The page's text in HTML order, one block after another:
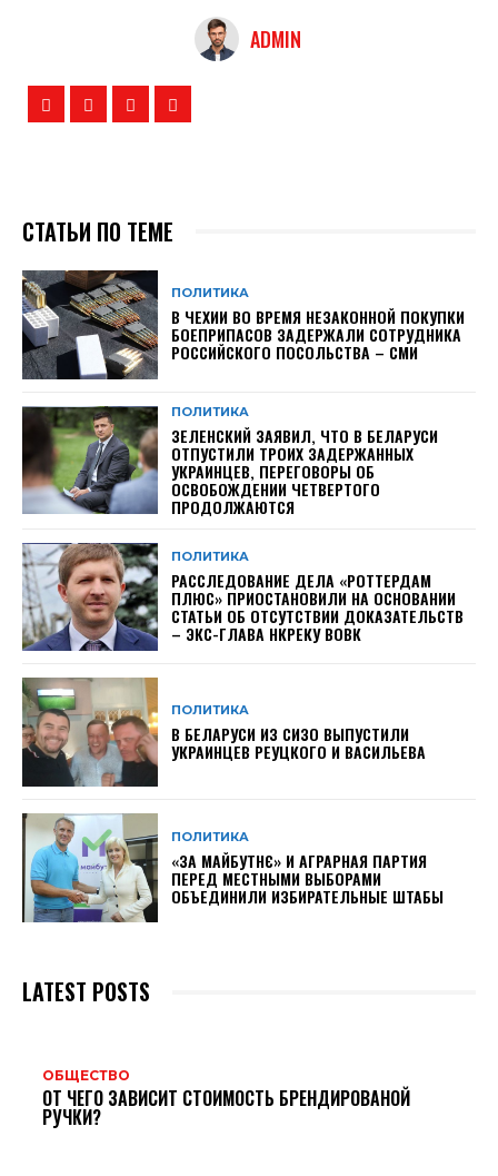
ADMIN
СТАТЬИ ПО ТЕМЕ
ПОЛИТИКА
В ЧЕХИИ ВО ВРЕМЯ НЕЗАКОННОЙ ПОКУПКИ
БОЕПРИПАСОВ ЗАДЕРЖАЛИ СОТРУДНИКА
РОССИЙСКОГО ПОСОЛЬСТВА – СМИ
ПОЛИТИКА
ЗЕЛЕНСКИЙ ЗАЯВИЛ, ЧТО В БЕЛАРУСИ
ОТПУСТИЛИ ТРОИХ ЗАДЕРЖАННЫХ
УКРАИНЦЕВ, ПЕРЕГОВОРЫ ОБ
ОСВОБОЖДЕНИИ ЧЕТВЕРТОГО
ПРОДОЛЖАЮТСЯ
ПОЛИТИКА
РАССЛЕДОВАНИЕ ДЕЛА «РОТТЕРДАМ
ПЛЮС» ПРИОСТАНОВИЛИ НА ОСНОВАНИИ
СТАТЬИ ОБ ОТСУТСТВИИ ДОКАЗАТЕЛЬСТВ
– ЭКС-ГЛАВА НКРЕКУ ВОВК
ПОЛИТИКА
В БЕЛАРУСИ ИЗ СИЗО ВЫПУСТИЛИ
УКРАИНЦЕВ РЕУЦКОГО И ВАСИЛЬЕВА
ПОЛИТИКА
«ЗА МАЙБУТНЄ» И АГРАРНАЯ ПАРТИЯ
ПЕРЕД МЕСТНЫМИ ВЫБОРАМИ
ОБЪЕДИНИЛИ ИЗБИРАТЕЛЬНЫЕ ШТАБЫ
LATEST POSTS
ОБЩЕСТВО
ОТ ЧЕГО ЗАВИСИТ СТОИМОСТЬ БРЕНДИРОВАНОЙ
РУЧКИ?